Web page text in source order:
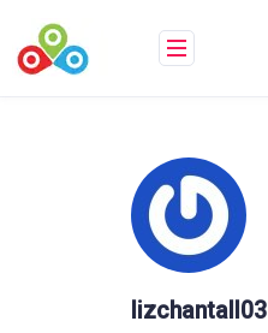
contenido
lizchantall03